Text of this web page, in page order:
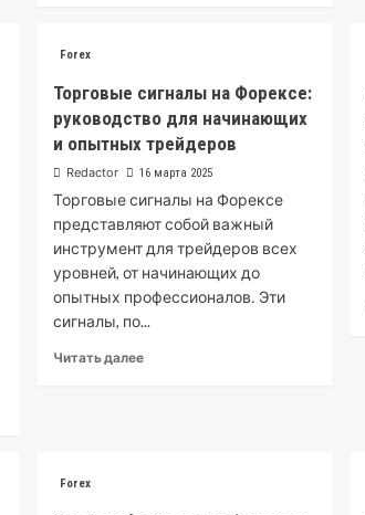
Forex
Торговые сигналы на Форексе:
руководство для начинающих
и опытных трейдеров
Redactor 16 марта 2025
Торговые сигналы на Форексе
представляют собой важный
инструмент для трейдеров всех
уровней, от начинающих до
опытных профессионалов․ Эти
сигналы, по...
Читать далее
Forex